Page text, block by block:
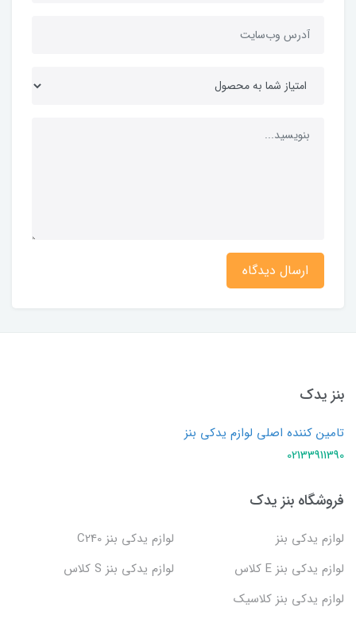
ارسال دیدگاه
بنز یدک
تامین کننده اصلی لوازم یدکی بنز
02133911390
فروشگاه بنز یدک
لوازم یدکی بنز
لوازم یدکی بنز C240
لوازم یدکی بنز E کلاس
لوازم یدکی بنز S کلاس
لوازم یدکی بنز کلاسیک